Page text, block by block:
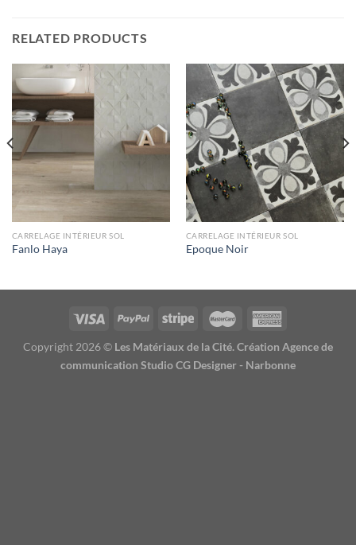
RELATED PRODUCTS
CARRELAGE INTÉRIEUR SOL
Fanlo Haya
CARRELAGE INTÉRIEUR SOL
Epoque Noir
Copyright 2026 © Les Matériaux de la Cité. Création Agence de
communication Studio CG Designer - Narbonne